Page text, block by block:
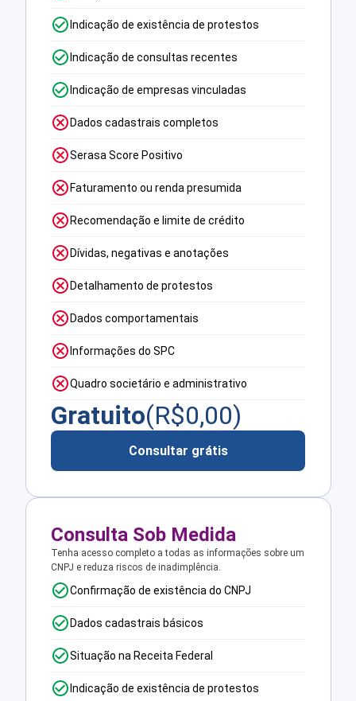
Indicação de existência de protestos
Indicação de consultas recentes
Indicação de empresas vinculadas
Dados cadastrais completos
Serasa Score Positivo
Faturamento ou renda presumida
Recomendação e limite de crédito
Dívidas, negativas e anotações
Detalhamento de protestos
Dados comportamentais
Informações do SPC
Quadro societário e administrativo
Gratuito(R$0,00)
Consultar grátis
Consulta Sob Medida
Tenha acesso completo a todas as informações sobre um
CNPJ e reduza riscos de inadimplência.
Confirmação de existência do CNPJ
Dados cadastrais básicos
Situação na Receita Federal
Indicação de existência de protestos